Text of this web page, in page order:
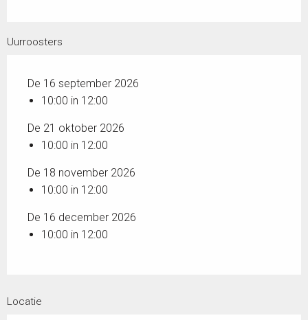
Uurroosters
De 16 september 2026
10:00 in 12:00
De 21 oktober 2026
10:00 in 12:00
De 18 november 2026
10:00 in 12:00
De 16 december 2026
10:00 in 12:00
Locatie